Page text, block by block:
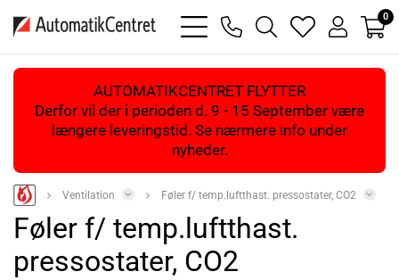
bars
light
phone
magnifying
glass
heart
light
user
light
0
AUTOMATIKCENTRET FLYTTER
Derfor vil der i perioden d. 9 - 15 September være
længere leveringstid. Se nærmere info under
nyheder.
Ventilation Føler f/ temp.luftthast. pressostater, CO2
Føler f/ temp.luftthast.
pressostater, CO2